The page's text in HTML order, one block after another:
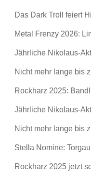
Das Dark Troll feiert
Metal Frenzy 2026:
Jährliche Nikolaus-
Nicht mehr lange bis
Rockharz 2025:
Jährliche Nikolaus-
Nicht mehr lange bis
Stella Nomine:
Rockharz 2025 jetzt